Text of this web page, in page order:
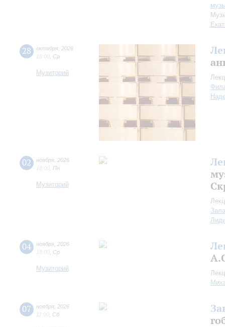
28 октября 2026
18:00 Ср
Музиторий
02 ноября 2026
18:00 Пн
Музиторий
04 ноября 2026
18:00 Ср
Музиторий
07 ноября 2026
11:00 Сб